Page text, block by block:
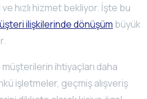
hızlı hizmet bekliyor. İşte bu
ilişkilerinde dönüşüm büyük
ihtiyaçları daha
işletmeler, geçmiş alışveriş